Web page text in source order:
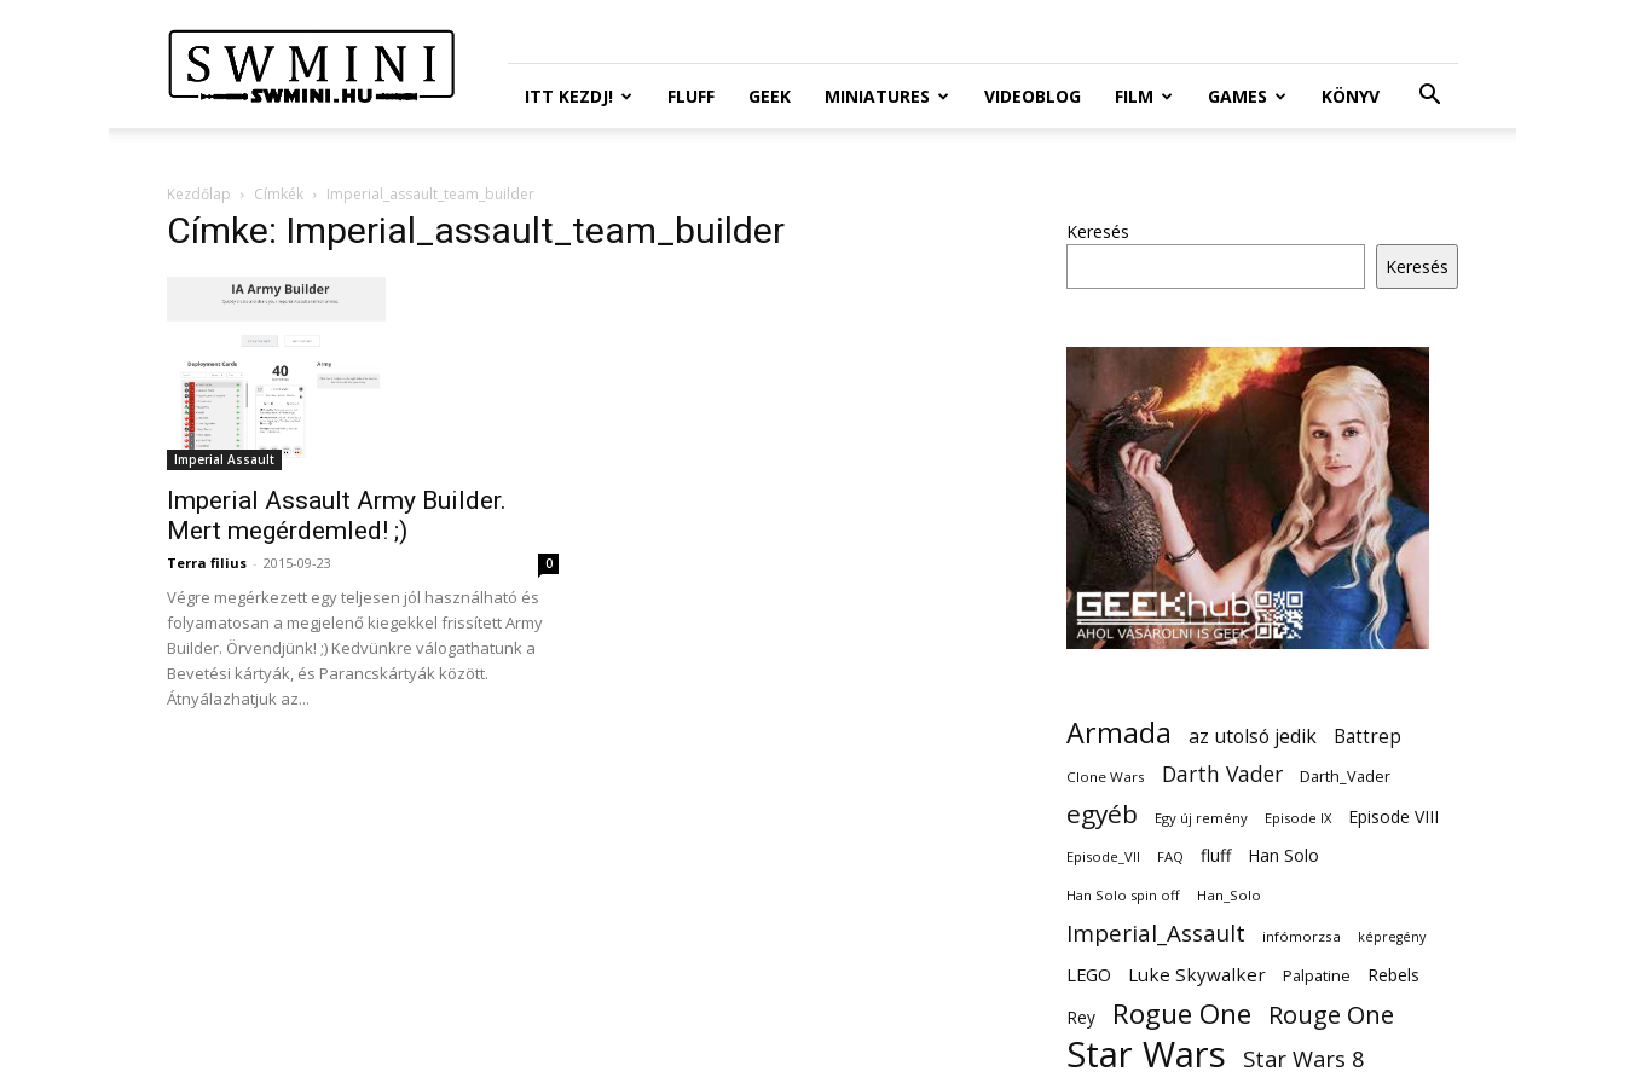
Wars
Miniatures
Portál
ITT KEZDJ! FLUFF GEEK MINIATURES VIDEOBLOG FILM GAMES KÖNYV
Kezdőlap Címkék Imperial_assault_team_builder
Címke: Imperial_assault_team_builder
Imperial Assault
Imperial Assault Army Builder.
Mert megérdemled! ;)
Terra filius - 2015-09-23 0
Végre megérkezett egy teljesen jól használható és
folyamatosan a megjelenő kiegekkel frissített Army
Builder. Örvendjünk! ;) Kedvünkre válogathatunk a
Bevetési kártyák, és Parancskártyák között.
Átnyálazhatjuk az...
Keresés
Keresés
Armada az utolsó jedik Battrep
Clone Wars Darth Vader Darth_Vader
egyéb Egy új remény Episode IX Episode VIII
Episode_VII FAQ fluff Han Solo
Han Solo spin off Han_Solo
Imperial_Assault infómorzsa képregény
LEGO Luke Skywalker Palpatine
Rebels
Rey
Rogue One Rouge One
Star Wars Star Wars 8